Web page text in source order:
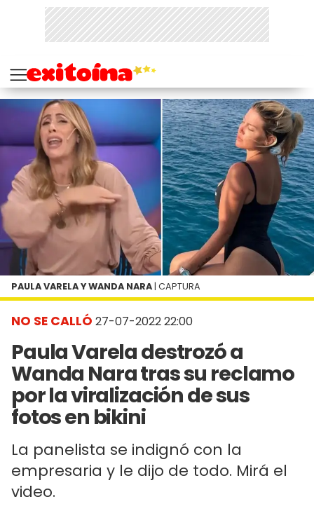
NO SE CALLÓ 27-07-2022 22:00
Paula Varela destrozó a
Wanda Nara tras su reclamo
por la viralización de sus
fotos en bikini
La panelista se indignó con la
empresaria y le dijo de todo. Mirá el
video.
PAULA VARELA Y WANDA NARA | CAPTURA